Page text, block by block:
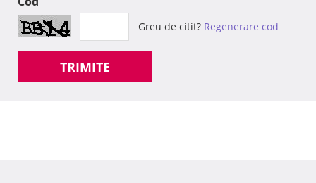
Greu de citit? Regenerare cod
TRIMITE